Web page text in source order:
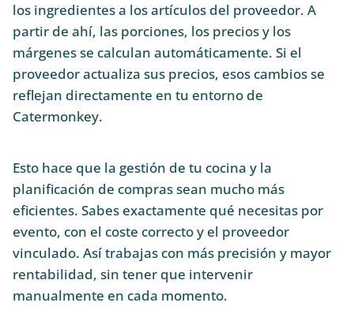
los ingredientes a los artículos del proveedor. A
partir de ahí, las porciones, los precios y los
márgenes se calculan automáticamente. Si el
proveedor actualiza sus precios, esos cambios se
reflejan directamente en tu entorno de
Catermonkey.
Esto hace que la gestión de tu cocina y la
planificación de compras sean mucho más
eficientes. Sabes exactamente qué necesitas por
evento, con el coste correcto y el proveedor
vinculado. Así trabajas con más precisión y mayor
rentabilidad, sin tener que intervenir
manualmente en cada momento.